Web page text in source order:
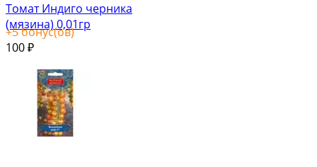
Томат Индиго черника
(мязина) 0,01гр
+5бонус(ов)
100 ₽